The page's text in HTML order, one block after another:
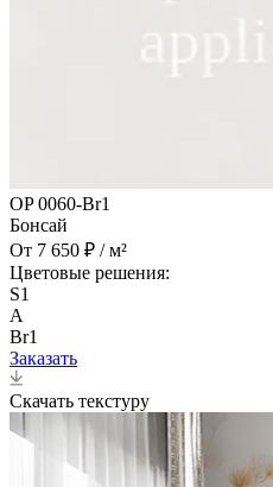
OP 0060-Br1
Бонсай
От 7 650 ₽ / м²
Цветовые решения:
S1
A
Br1
Заказать
Скачать текстуру